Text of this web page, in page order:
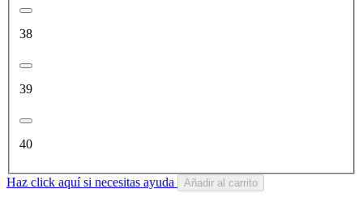
38
39
40
Haz click aquí si necesitas ayuda Añadir al carrito